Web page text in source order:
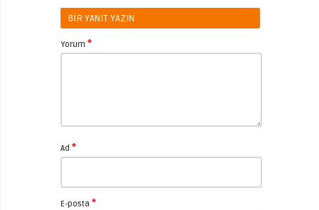
BIR YANIT YAZIN
Yorum *
Ad *
E-posta *